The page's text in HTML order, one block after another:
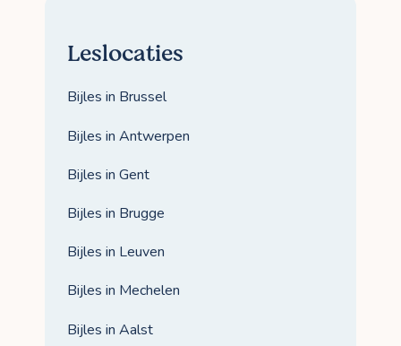
Leslocaties
Bijles in Brussel
Bijles in Antwerpen
Bijles in Gent
Bijles in Brugge
Bijles in Leuven
Bijles in Mechelen
Bijles in Aalst